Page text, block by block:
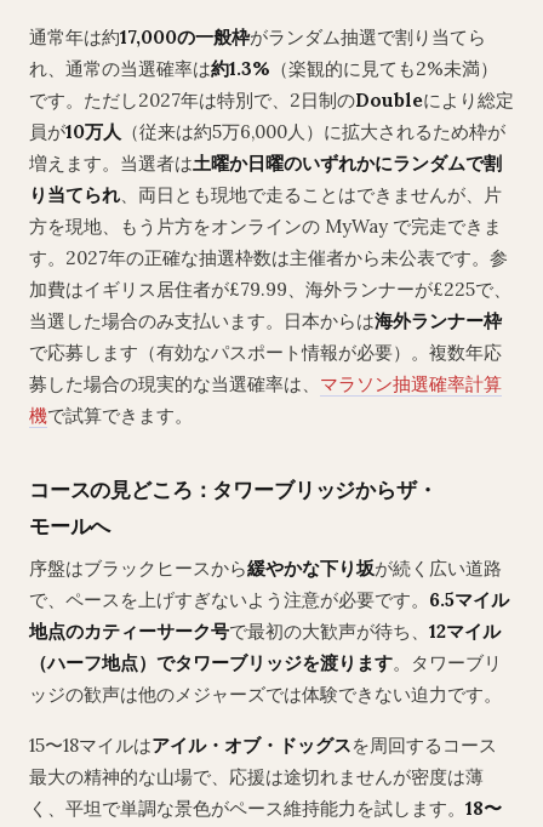
通常年は約17,000の一般枠がランダム抽選で割り当てら
れ、通常の当選確率は約1.3% （楽観的に見ても2%未満）
です。ただし2027年は特別で、2日制のDoubleにより総定
員が10万人 （従来は約5万6,000人）に拡大されるため枠が
増えます。当選者は土曜か日曜のいずれかにランダムで割
り当てられ、両日とも現地で走ることはできませんが、片
方を現地、もう片方をオンラインの MyWay で完走できま
す。2027年の正確な抽選枠数は主催者から未公表です。参
加費はイギリス居住者が£79.99、海外ランナーが£225で、
当選した場合のみ支払います。日本からは海外ランナー枠
で応募します（有効なパスポート情報が必要）。複数年応
募した場合の現実的な当選確率は、 マラソン抽選確率計算
機で試算できます。
コースの見どころ：タワーブリッジからザ・
モールへ
序盤はブラックヒースから緩やかな下り坂が続く広い道路
で、ペースを上げすぎないよう注意が必要です。 6.5マイル
地点のカティーサーク号で最初の大歓声が待ち、 12マイル
（ハーフ地点）でタワーブリッジを渡ります。タワーブリ
ッジの歓声は他のメジャーズでは体験できない迫力です。
15〜18マイルはアイル・オブ・ドッグスを周回するコース
最大の精神的な山場で、応援は途切れませんが密度は薄
く、平坦で単調な景色がペース維持能力を試します。 18〜